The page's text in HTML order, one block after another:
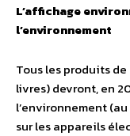
L’affichage
l’environnement
Tous les produits
livres) devront, en
l’environnement
sur les appareils